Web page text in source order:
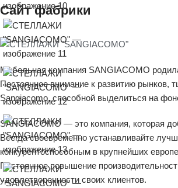
Сайт фабрики
Мебельная компания SANGIACOMO
Постоянное внимание к развитию рынков,
Sangiacomo, способной выделиться на
SANGIACOMO — это компания, которая
Всегда своевременно устанавливайте
конкурентоспособным в крупнейших
Постоянное повышение
удовлетворенности своих клиентов.